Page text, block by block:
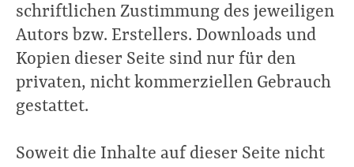
schriftlichen Zustimmung des jeweiligen
Autors bzw. Erstellers. Downloads und
Kopien dieser Seite sind nur für den
privaten, nicht kommerziellen Gebrauch
gestattet.
Soweit die Inhalte auf dieser Seite nicht